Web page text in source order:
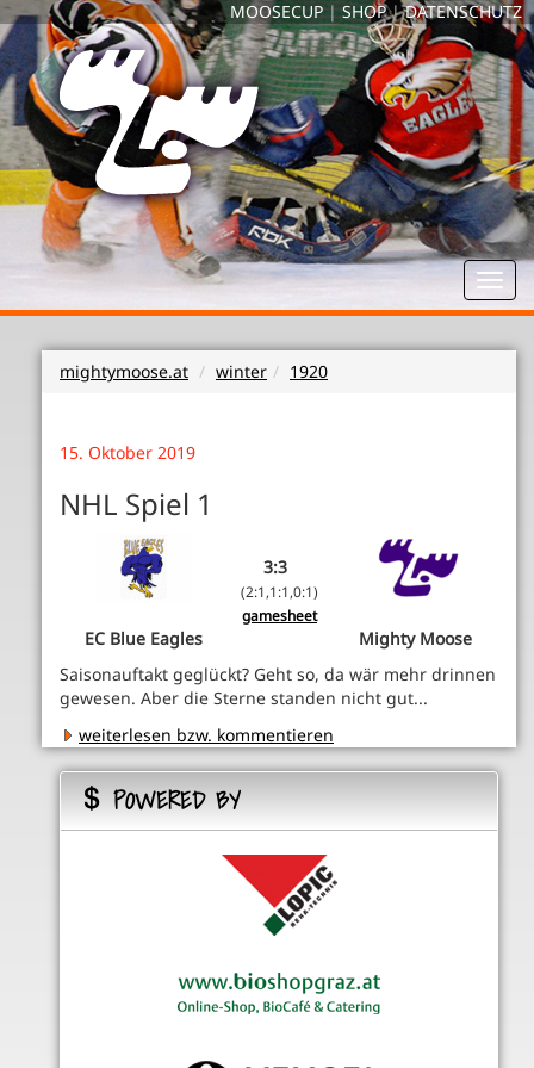
mightymoose.at winter 1920
15. Oktober 2019
NHL Spiel 1
EC Blue Eagles
3:3
(2:1,1:1,0:1)
gamesheet
Mighty Moose
Saisonauftakt geglückt? Geht so, da wär mehr drinnen
gewesen. Aber die Sterne standen nicht gut...
weiterlesen bzw. kommentieren
POWERED BY
MOOSECUP|SHOP|DATENSCHUTZ